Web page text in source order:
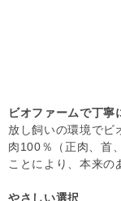
ートナーへの安
商品形状のバ
本商品はご注文タ
歴からのご注文
ない場合がござい
(「発送予定日の
ビオファームで丁寧
放し飼いの環境でビ
肉100％（正肉、首
ことにより、本来の
やさしい選択